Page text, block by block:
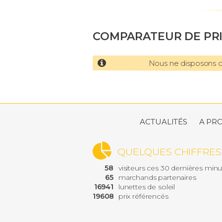
COMPARATEUR DE
Nous ne disposons
ACTUALITÉS A
QUELQUES CHIFFRES
58
visiteurs ces 30 dernières
65
marchands partenaires
16941
lunettes de soleil
19608
prix référencés